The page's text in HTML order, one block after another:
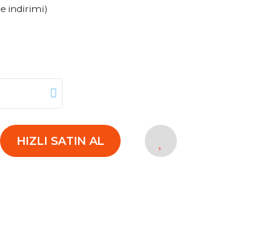
indirimi)
HIZLI SATIN AL